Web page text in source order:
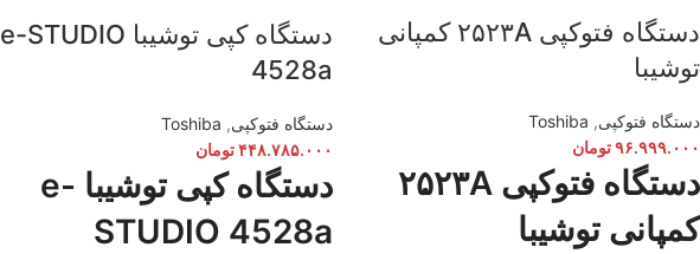
دستگاه فتوکپی ۲۵۲۳A کمپانی
توشیبا
دستگاه فتوکپی,
Toshiba
۹۶.۹۹۹.۰۰۰تومان
دستگاه فتوکپی ۲۵۲۳A
کمپانی توشیبا
دستگاه کپی توشیبا e-STUDIO
4528a
دستگاه فتوکپی,
Toshiba
۴۴۸.۷۸۵.۰۰۰تومان
دستگاه کپی توشیبا e-
STUDIO 4528a